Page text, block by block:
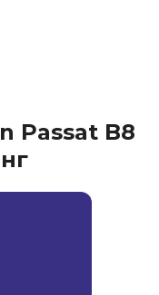
Passat B8